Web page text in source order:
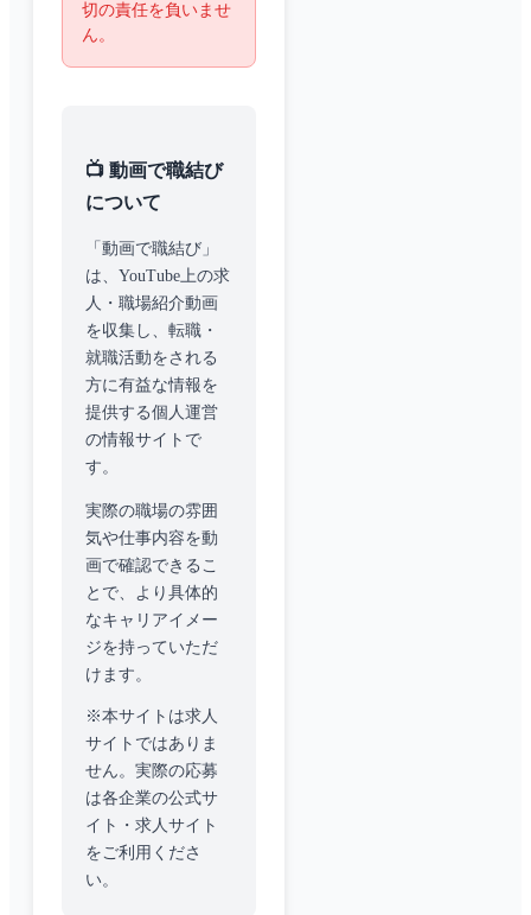
切の責任を負いませ
ん。
📺 動画で職結び
について
「動画で職結び」
は、YouTube上の求
人・職場紹介動画
を収集し、転職・
就職活動をされる
方に有益な情報を
提供する個人運営
の情報サイトで
す。
実際の職場の雰囲
気や仕事内容を動
画で確認できるこ
とで、より具体的
なキャリアイメー
ジを持っていただ
けます。
※本サイトは求人
サイトではありま
せん。実際の応募
は各企業の公式サ
イト・求人サイト
をご利用くださ
い。